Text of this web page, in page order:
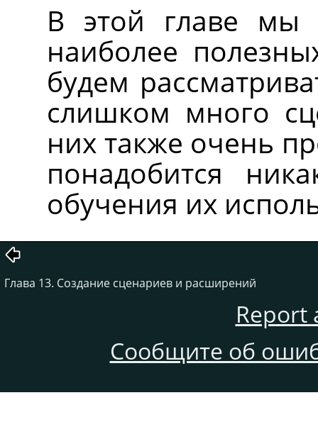
В этой главе мы
наиболее
будем
слишком много
них также очень
понадобится
обучения их
Глава 13. Создание сценариев и расширений
Report
Сообщите об